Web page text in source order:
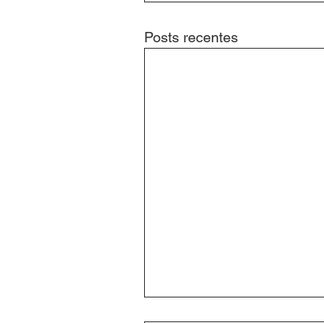
Posts recentes